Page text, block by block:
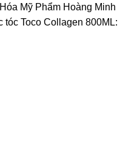
Mỹ Phẩm Hoàng Minh
tóc Toco Collagen 800ML: